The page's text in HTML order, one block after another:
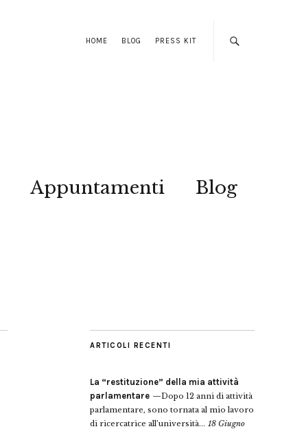
HOME BLOG PRESS KIT
Appuntamenti Blog
ARTICOLI RECENTI
La “restituzione” della mia attività
parlamentare
Dopo 12 anni di attività
parlamentare, sono tornata al mio lavoro
di ricercatrice all’università... 18 Giugno